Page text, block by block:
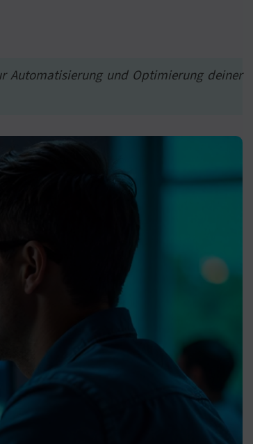
Automatisierung und Optimierung deiner